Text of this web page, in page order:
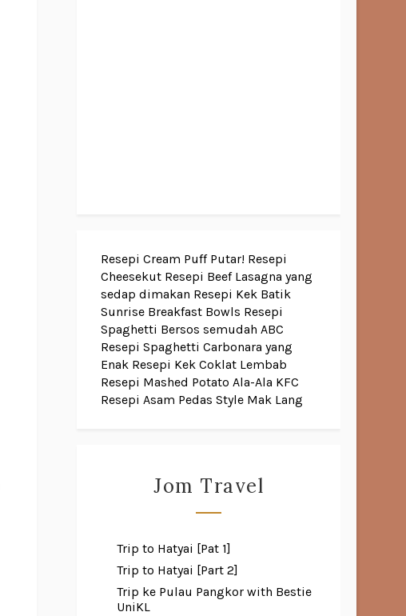
Resepi Cream Puff Putar! Resepi
Cheesekut Resepi Beef Lasagna yang
sedap dimakan Resepi Kek Batik
Sunrise Breakfast Bowls Resepi
Spaghetti Bersos semudah ABC
Resepi Spaghetti Carbonara yang
Enak Resepi Kek Coklat Lembab
Resepi Mashed Potato Ala-Ala KFC
Resepi Asam Pedas Style Mak Lang
Jom Travel
Trip to Hatyai [Pat 1]
Trip to Hatyai [Part 2]
Trip ke Pulau Pangkor with Bestie
UniKL